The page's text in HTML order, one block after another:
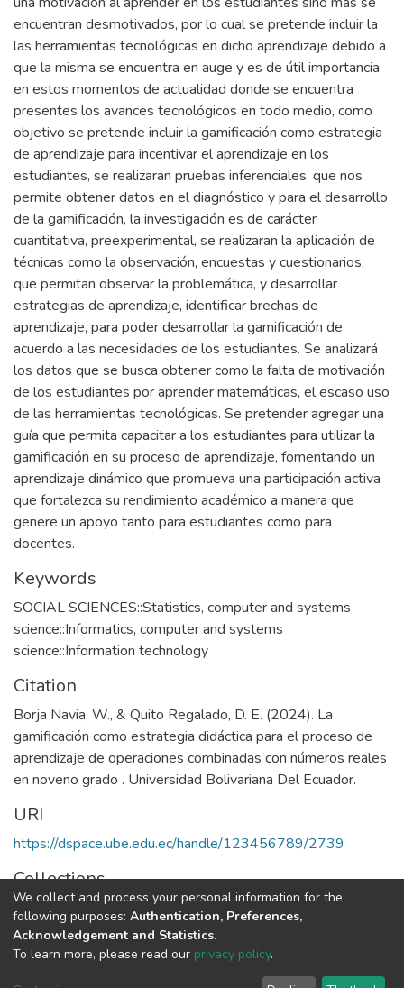
encuentran desmotivados, por lo cual se pretende incluir la
las herramientas tecnológicas en dicho aprendizaje debido a
que la misma se encuentra en auge y es de útil importancia
en estos momentos de actualidad donde se encuentra
presentes los avances tecnológicos en todo medio, como
objetivo se pretende incluir la gamificación como estrategia
de aprendizaje para incentivar el aprendizaje en los
estudiantes, se realizaran pruebas inferenciales, que nos
permite obtener datos en el diagnóstico y para el desarrollo
de la gamificación, la investigación es de carácter
cuantitativa, preexperimental, se realizaran la aplicación de
técnicas como la observación, encuestas y cuestionarios,
que permitan observar la problemática, y desarrollar
estrategias de aprendizaje, identificar brechas de
aprendizaje, para poder desarrollar la gamificación de
acuerdo a las necesidades de los estudiantes. Se analizará
los datos que se busca obtener como la falta de motivación
de los estudiantes por aprender matemáticas, el escaso uso
de las herramientas tecnológicas. Se pretender agregar una
guía que permita capacitar a los estudiantes para utilizar la
gamificación en su proceso de aprendizaje, fomentando un
aprendizaje dinámico que promueva una participación activa
que fortalezca su rendimiento académico a manera que
genere un apoyo tanto para estudiantes como para
docentes.
Keywords
SOCIAL SCIENCES::Statistics, computer and systems
science::Informatics, computer and systems
science::Information technology
Citation
Borja Navia, W., & Quito Regalado, D. E. (2024). La
gamificación como estrategia didáctica para el proceso de
aprendizaje de operaciones combinadas con números reales
en noveno grado . Universidad Bolivariana Del Ecuador.
URI
https://dspace.ube.edu.ec/handle/123456789/2739
Collections
Tesis
Full item page
We collect and process your personal information for the
following purposes: Authentication, Preferences,
Acknowledgement and Statistics.
To learn more, please read our privacy policy.